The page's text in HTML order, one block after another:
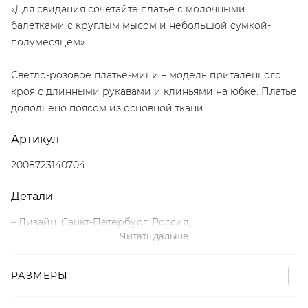
«Для свидания сочетайте платье с молочными
балетками с круглым мысом и небольшой сумкой-
полумесяцем».
Светло-розовое платье-мини – модель приталенного
кроя с длинными рукавами и клиньями на юбке. Платье
дополнено поясом из основной ткани.
Артикул
2008723140704
Детали
– Дизайн: Санкт-Петербург, Россия;
– Пастельный розовый – тренд SS’25 по версии Vogue;
– Длинные рукава;
Читать дальше
РАЗМЕРЫ